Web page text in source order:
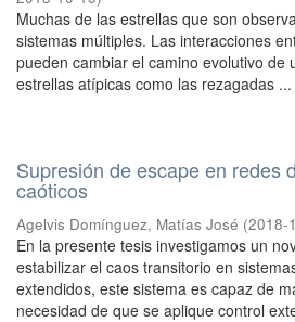
Muchas de las estrellas que son
sistemas múltiples. Las interacciones
pueden cambiar el camino evolutivo de
estrellas atípicas como las rezagadas ...
Supresión de escape en redes
caóticos
Agelvis Domínguez, Matías José (2018-
En la presente tesis investigamos un
estabilizar el caos transitorio en
extendidos, este sistema es capaz de
necesidad de que se aplique control